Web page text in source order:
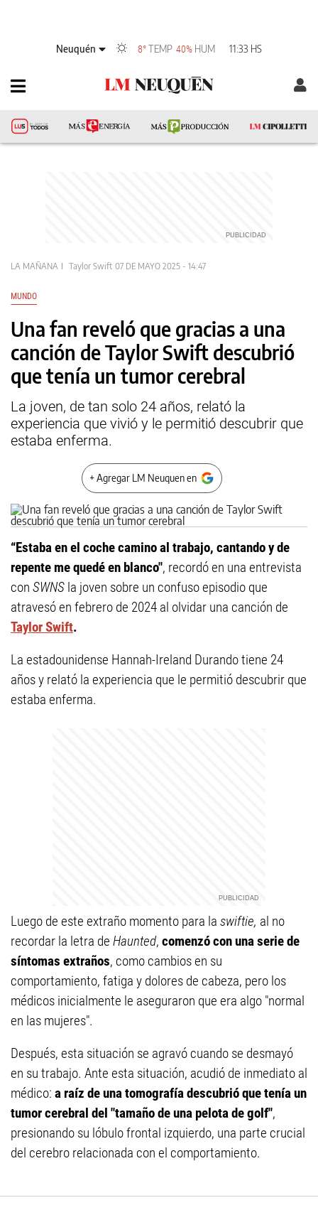
Neuquén 8°TEMP 40% HUM 11:33 HS
LA MAÑANA Taylor Swift 07 DE MAYO 2025 - 14:47
MUNDO
Una fan reveló que gracias a una
canción de Taylor Swift descubrió
que tenía un tumor cerebral
La joven, de tan solo 24 años, relató la
experiencia que vivió y le permitió descubrir que
estaba enferma.
+ Agregar LM Neuquen en
“Estaba en el coche camino al trabajo, cantando y de
repente me quedé en blanco", recordó en una entrevista
con SWNS la joven sobre un confuso episodio que
atravesó en febrero de 2024 al olvidar una canción de
Taylor Swift.
La estadounidense Hannah-Ireland Durando tiene 24
años y relató la experiencia que le permitió descubrir que
estaba enferma.
Luego de este extraño momento para la swiftie, al no
recordar la letra de Haunted, comenzó con una serie de
síntomas extraños, como cambios en su
comportamiento, fatiga y dolores de cabeza, pero los
médicos inicialmente le aseguraron que era algo "normal
en las mujeres".
Después, esta situación se agravó cuando se desmayó
en su trabajo. Ante esta situación, acudió de inmediato al
médico: a raíz de una tomografía descubrió que tenía un
tumor cerebral del "tamaño de una pelota de golf",
presionando su lóbulo frontal izquierdo, una parte crucial
del cerebro relacionada con el comportamiento.